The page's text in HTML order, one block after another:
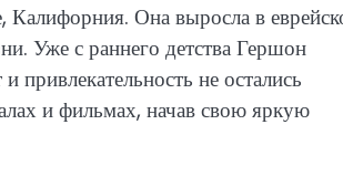
Она выросла в
Уже с раннего детства Гершон
привлекательность не остались
и фильмах, начав свою яркую